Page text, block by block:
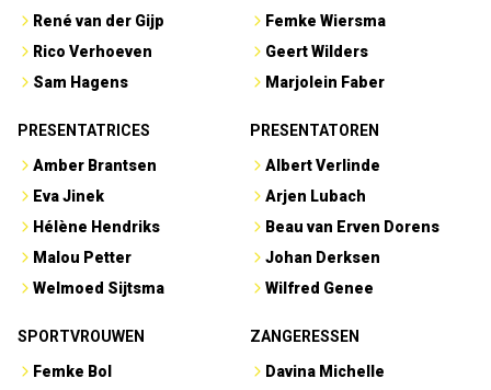
René van der Gijp
Rico Verhoeven
Sam Hagens
Femke Wiersma
Geert Wilders
Marjolein Faber
PRESENTATRICES
Amber Brantsen
Eva Jinek
Hélène Hendriks
Malou Petter
Welmoed Sijtsma
PRESENTATOREN
Albert Verlinde
Arjen Lubach
Beau van Erven Dorens
Johan Derksen
Wilfred Genee
SPORTVROUWEN
Femke Bol
ZANGERESSEN
Davina Michelle